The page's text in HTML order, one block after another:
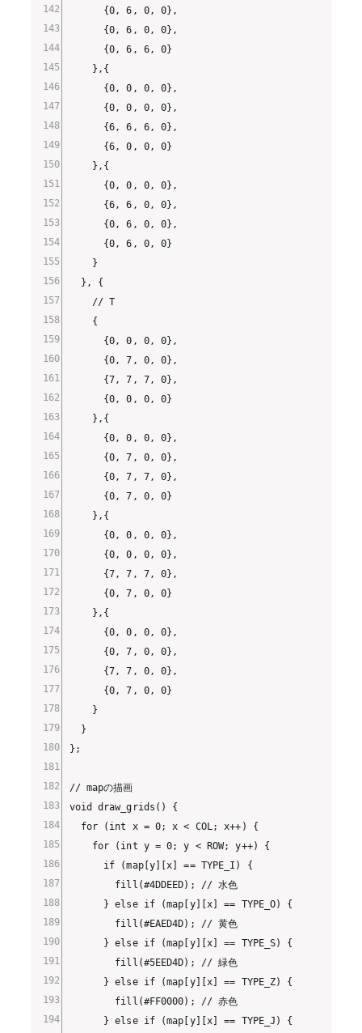
      {0, 6, 0, 0},
      {0, 6, 0, 0},
      {0, 6, 6, 0}
    },{
      {0, 0, 0, 0},
      {0, 0, 0, 0},
      {6, 6, 6, 0},
      {6, 0, 0, 0}
    },{
      {0, 0, 0, 0},
      {6, 6, 0, 0},
      {0, 6, 0, 0},
      {0, 6, 0, 0}
    }
  }, {
    // T
    {
      {0, 0, 0, 0},
      {0, 7, 0, 0},
      {7, 7, 7, 0},
      {0, 0, 0, 0}
    },{
      {0, 0, 0, 0},
      {0, 7, 0, 0},
      {0, 7, 7, 0},
      {0, 7, 0, 0}
    },{
      {0, 0, 0, 0},
      {0, 0, 0, 0},
      {7, 7, 7, 0},
      {0, 7, 0, 0}
    },{
      {0, 0, 0, 0},
      {0, 7, 0, 0},
      {7, 7, 0, 0},
      {0, 7, 0, 0}
    }
  }
};
// mapの描画
void draw_grids() {
  for (int x = 0; x < COL; x++) {
    for (int y = 0; y < ROW; y++) {
      if (map[y][x] == TYPE_I) {
        fill(#4DDEED); // 水色
      } else if (map[y][x] == TYPE_O) {
        fill(#EAED4D); // 黄色
      } else if (map[y][x] == TYPE_S) {
        fill(#5EED4D); // 緑色
      } else if (map[y][x] == TYPE_Z) {
        fill(#FF0000); // 赤色
      } else if (map[y][x] == TYPE_J) {